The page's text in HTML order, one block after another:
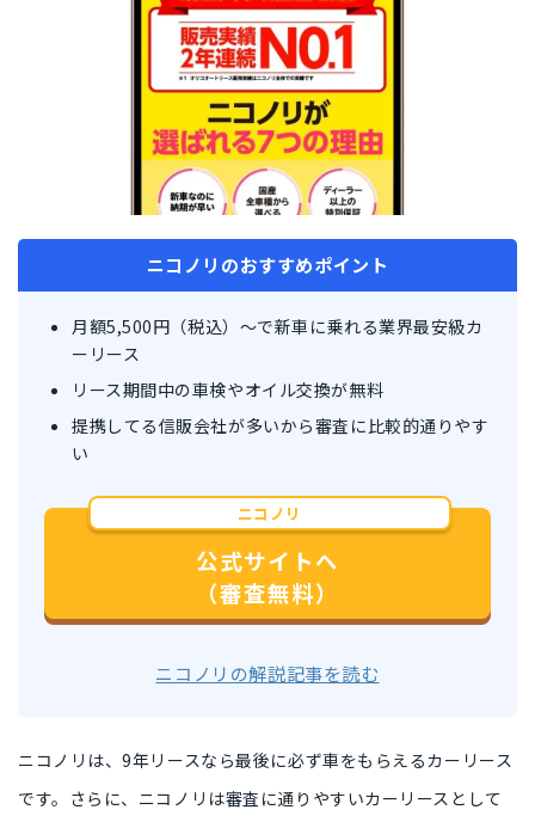
ニコノリのおすすめポイント
月額5,500円（税込）〜で新車に乗れる業界最安級カ
ーリース
リース期間中の車検やオイル交換が無料
提携してる信販会社が多いから審査に比較的通りやす
い
ニコノリ
公式サイトへ
（審査無料）
ニコノリの解説記事を読む
ニコノリは、9年リースなら最後に必ず車をもらえるカーリース
です。さらに、ニコノリは審査に通りやすいカーリース として